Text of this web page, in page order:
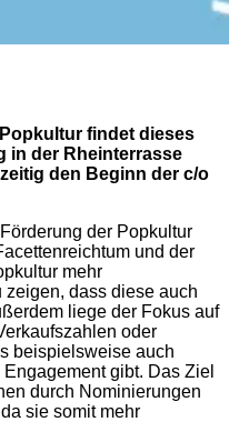
findet dieses
in der Rheinterrasse
den Beginn der c/o
der Popkultur
und der
mehr
dass diese auch
liege der Fokus auf
oder
beispielsweise auch
gibt. Das Ziel
durch Nominierungen
sie somit mehr